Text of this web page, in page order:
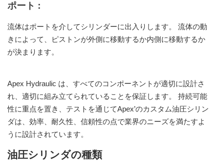
ポート :
流体はポートを介してシリンダーに出入りします。 流体の動
きによって、ピストンが外側に移動するか内側に移動するか
が決まります。
Apex Hydraulic は、すべてのコンポーネントが適切に設計さ
れ、適切に組み立てられていることを保証します。 持続可能
性に重点を置き、テストを通じてApex’のカスタム油圧シリン
ダは、効率、耐久性、信頼性の点で業界のニーズを満たすよ
うに設計されています。
油圧シリンダの種類